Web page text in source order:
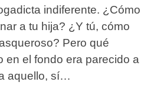
indiferente. ¿Cómo
a tu hija? ¿Y tú, cómo
Pero qué
en el fondo era parecido a
aquello, sí…